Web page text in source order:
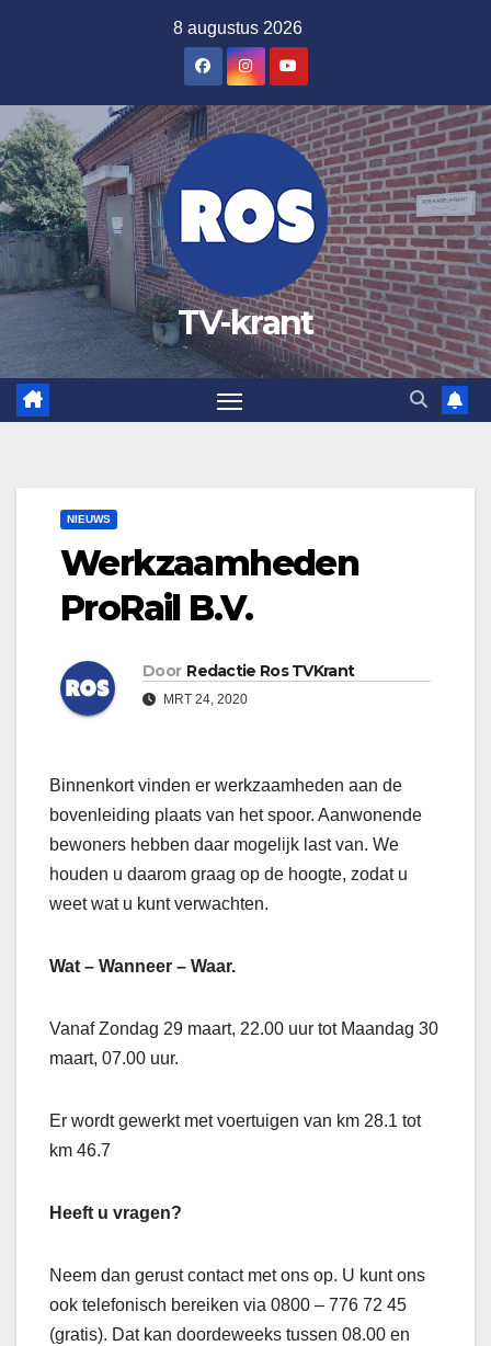
inhoud
8 augustus 2026
TV-krant
NIEUWS
Werkzaamheden
ProRail B.V.
Door Redactie Ros TVKrant
MRT 24, 2020
Binnenkort vinden er werkzaamheden aan de
bovenleiding plaats van het spoor. Aanwonende
bewoners hebben daar mogelijk last van. We
houden u daarom graag op de hoogte, zodat u
weet wat u kunt verwachten.
Wat – Wanneer – Waar.
Vanaf Zondag 29 maart, 22.00 uur tot Maandag 30
maart, 07.00 uur.
Er wordt gewerkt met voertuigen van km 28.1 tot
km 46.7
Heeft u vragen?
Neem dan gerust contact met ons op. U kunt ons
ook telefonisch bereiken via 0800 – 776 72 45
(gratis). Dat kan doordeweeks tussen 08.00 en